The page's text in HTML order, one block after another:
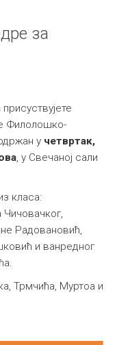
за
Филолошко-
у четвртак,
, у Свечаној сали
класа:
Радовановић,
и ванредног
Трмчића, Муртоа и